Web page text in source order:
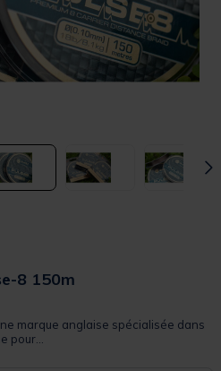
8 150m
Rating
marque anglaise spécialisée dans
pour...